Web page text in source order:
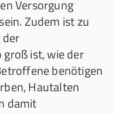
Versorgung
Zudem ist zu
ist, wie der
benötigen
Hautalten
damit